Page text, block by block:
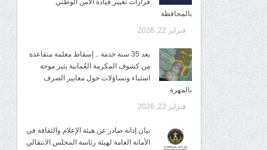
قرارات تغيير قيادة الأمن الوطني
بالمحافظة
فبراير 22, 2026
بعد 35 سنة خدمة .. إسقاط معلمة متقاعدة
من كشوف المكرمة العُمانية يثير موجة
استياء وتساؤلات حول معايير الصرف
بالمهرة
فبراير 22, 2026
بيان إدانة صادر عن هيئة الإعلام والثقافة في
الأمانة العامة لهيئة رئاسة المجلس الانتقالي